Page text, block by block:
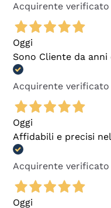
Acquirente verificato
Oggi
Sono Cliente da
Acquirente verificato
Oggi
Affidabili e precisi
Acquirente verificato
Oggi